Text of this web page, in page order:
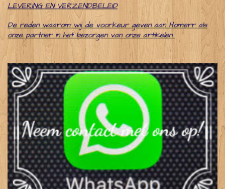
LEVERING EN VERZENDBELEID
De reden waarom wij de voorkeur geven aan Homerr als
onze partner in het bezorgen van onze artikelen